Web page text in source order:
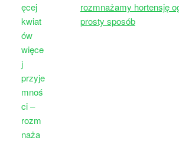
rozmnażamy hortensję
prosty sposób